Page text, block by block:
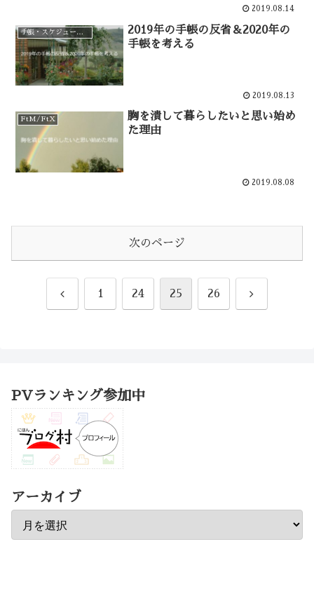
2019.08.14
手帳・スケジュール管理
2019年の手帳の反省＆2020年の
手帳を考える
2019.08.13
FtM/FtX
胸を潰して暮らしたいと思い始め
た理由
2019.08.08
次のページ
前 1 24 25 26 次
PVランキング参加中
アーカイブ